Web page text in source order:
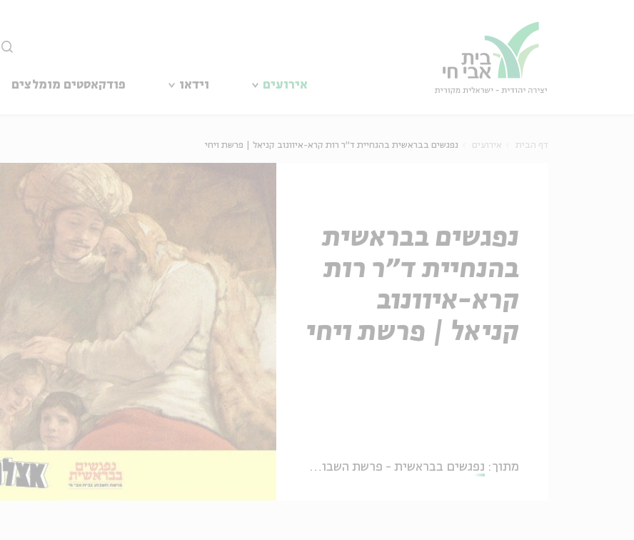
אירועים וידאו פודקאסטים מומלצים
דף הבית אירועים נפגשים בבראשית בהנחיית ד"ר רות קרא-איוונוב קניאל | פרשת ויחי
נפגשים בבראשית
בהנחיית ד"ר רות
קרא-איוונוב
קניאל | פרשת ויחי
מתוך: נפגשים בבראשית - פרשת השבוע בבית אבי חי עם ד"ר רות קרא-איוונוב קניאל